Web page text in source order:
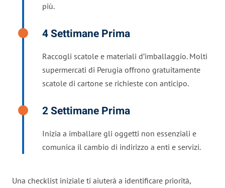
più.
4 Settimane Prima
Raccogli scatole e materiali d’imballaggio. Molti
supermercati di Perugia offrono gratuitamente
scatole di cartone se richieste con anticipo.
2 Settimane Prima
Inizia a imballare gli oggetti non essenziali e
comunica il cambio di indirizzo a enti e servizi.
Una checklist iniziale ti aiuterà a identificare priorità,